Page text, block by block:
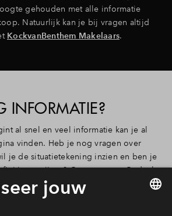
gehouden met alle informatie
Natuurlijk kan je bij vragen altijd
KockvanBenthem Makelaars.
INFORMATIE?
al snel en veel informatie kan je al
vinden. Heb je nog vragen over
je de situatietekening inzien en ben je
prijzen? Geen zorgen. Ondanks
plattegronden en kenmerken met
we nog bezig om alles klaar te
de start verkoop gaan we alle